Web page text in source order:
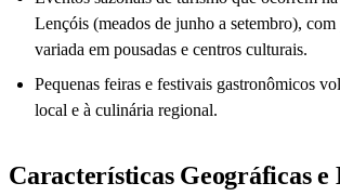
Lençóis (meados de junho a setembro),
variada em pousadas e centros culturais.
Pequenas feiras e festivais gastronômicos
local e à culinária regional.
Características Geográficas e